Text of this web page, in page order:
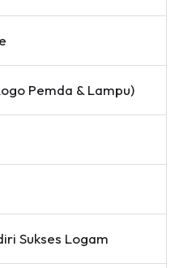
Pemda & Lampu)
Sukses Logam